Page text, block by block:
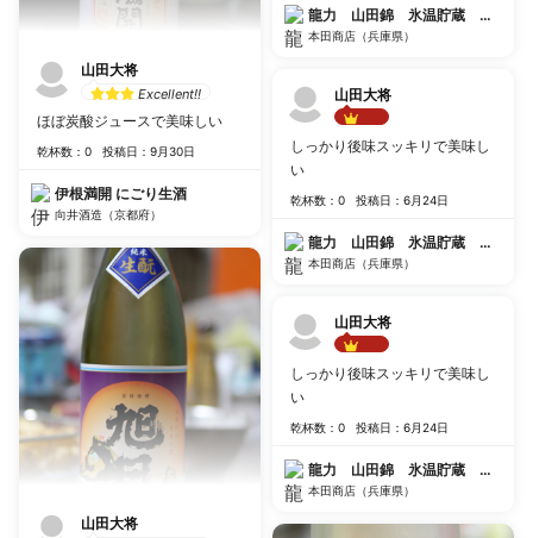
山田大将
Excellent!!
ほぼ炭酸ジュースで美味しい
乾杯数：0 投稿日：9月30日
伊根満開 にごり生酒
向井酒造（京都府）
山田大将
龍力 山田錦 氷温貯蔵 無濾過
本田商店（兵庫県）
山田大将
Best!!
しっかり後味スッキリで美味し
い
乾杯数：0 投稿日：6月24日
龍力 山田錦 氷温貯蔵 無濾過
本田商店（兵庫県）
山田大将
Best!!
しっかり後味スッキリで美味し
い
乾杯数：0 投稿日：6月24日
龍力 山田錦 氷温貯蔵 無濾過
本田商店（兵庫県）